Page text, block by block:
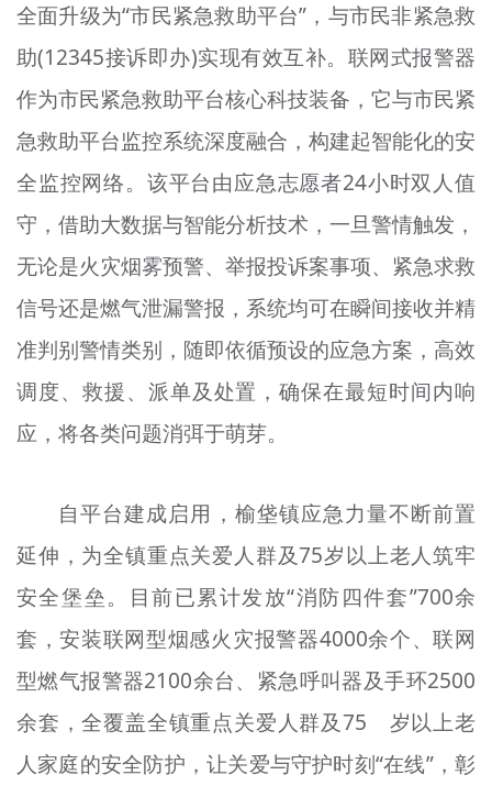
全面升级为“市民紧急救助平台”，与市民非紧急救
助(12345接诉即办)实现有效互补。联网式报警器
作为市民紧急救助平台核心科技装备，它与市民紧
急救助平台监控系统深度融合，构建起智能化的安
全监控网络。该平台由应急志愿者24小时双人值
守，借助大数据与智能分析技术，一旦警情触发，
无论是火灾烟雾预警、举报投诉案事项、紧急求救
信号还是燃气泄漏警报，系统均可在瞬间接收并精
准判别警情类别，随即依循预设的应急方案，高效
调度、救援、派单及处置，确保在最短时间内响
应，将各类问题消弭于萌芽。
自平台建成启用，榆垡镇应急力量不断前置
延伸，为全镇重点关爱人群及75岁以上老人筑牢
安全堡垒。目前已累计发放“消防四件套”700余
套，安装联网型烟感火灾报警器4000余个、联网
型燃气报警器2100余台、紧急呼叫器及手环2500
余套，全覆盖全镇重点关爱人群及75 岁以上老
人家庭的安全防护，让关爱与守护时刻“在线”，彰